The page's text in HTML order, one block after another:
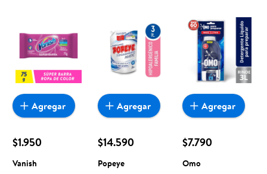
$1.950
Vanish
Agregar
$14.590
Popeye
Agregar
$7.790
Omo
Agregar